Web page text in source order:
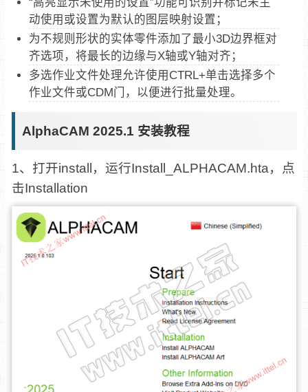
动使用或设置为默认的图层映射设置；
为不规则形状的实体零件添加了最小3D边界框对
齐选项，将最长的边缘与X轴或Y轴对齐；
多选作业文件处理允许使用CTRL+单击选择多个
作业文件或CDM门，以便进行批量处理。
AlphaCAM 2025.1 安装教程
1、打开install，运行Install_ALPHACAM.hta，点
击Installation